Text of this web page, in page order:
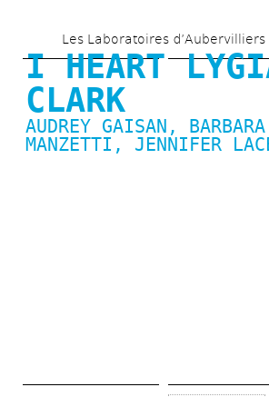
au
contenu
principal
Les Laboratoires d’Aubervilliers
I HEART
CLARK
AUDREY GAISAN , BARBARA
MANZETTI , JENNIFER